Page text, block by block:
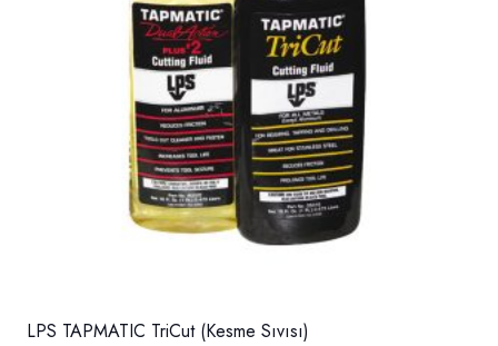
LPS TAPMATIC TriCut (Kesme Sıvısı)